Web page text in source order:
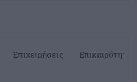
Επιχειρήσεις Επικαιρότητα